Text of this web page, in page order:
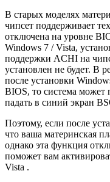
В старых моделях
чипсет поддерживает
отключена на уровне
Windows 7 / Vista,
поддержки ACHI на
установлен не будет. В
после установки
BIOS, то система может
падать в синий экран
Поэтому, если после
что ваша материнская
однако эта функция
поможет вам
Vista .